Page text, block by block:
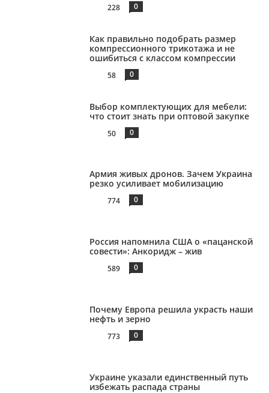
228 0
Как правильно подобрать размер
компрессионного трикотажа и не
ошибиться с классом компрессии
58 0
Выбор комплектующих для мебели:
что стоит знать при оптовой закупке
50 0
Армия живых дронов. Зачем Украина
резко усиливает мобилизацию
774 0
Россия напомнила США о «пацанской
совести»: Анкоридж – жив
589 0
Почему Европа решила украсть наши
нефть и зерно
773 0
Украине указали единственный путь
избежать распада страны